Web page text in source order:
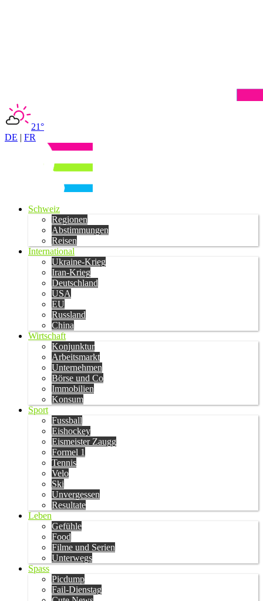
21°
DE | FR
Schweiz
Regionen
Abstimmungen
Reisen
International
Ukraine-Krieg
Iran-Krieg
Deutschland
USA
EU
Russland
China
Wirtschaft
Konjunktur
Arbeitsmarkt
Unternehmen
Börse und Co
Immobilien
Konsum
Sport
Fussball
Eishockey
Eismeister Zaugg
Formel 1
Tennis
Velo
Ski
Unvergessen
Resultate
Leben
Gefühle
Food
Filme und Serien
Unterwegs
Spass
Picdump
Fail-Dienstag